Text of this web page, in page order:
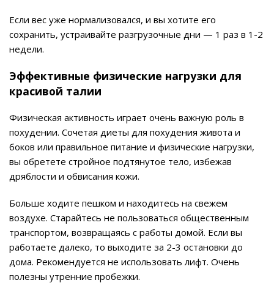
Если вес уже нормализовался, и вы хотите его
сохранить, устраивайте разгрузочные дни — 1 раз в 1-2
недели.
Эффективные физические нагрузки для
красивой талии
Физическая активность играет очень важную роль в
похудении. Сочетая диеты для похудения живота и
боков или правильное питание и физические нагрузки,
вы обретете стройное подтянутое тело, избежав
дряблости и обвисания кожи.
Больше ходите пешком и находитесь на свежем
воздухе. Старайтесь не пользоваться общественным
транспортом, возвращаясь с работы домой. Если вы
работаете далеко, то выходите за 2-3 остановки до
дома. Рекомендуется не использовать лифт. Очень
полезны утренние пробежки.